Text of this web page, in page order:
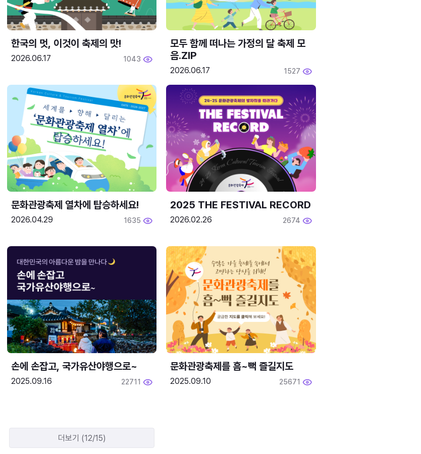
한국의 멋, 이것이 축제의 맛!
2026.06.17 1043
모두 함께 떠나는 가정의 달 축제 모
음.ZIP
2026.06.17 1527
문화관광축제 열차에 탑승하세요!
2026.04.29 1635
2025 THE FESTIVAL RECORD
2026.02.26 2674
손에 손잡고, 국가유산야행으로~
2025.09.16 22711
문화관광축제를 흠~뻑 즐길지도
2025.09.10 25671
더보기 (12/15)